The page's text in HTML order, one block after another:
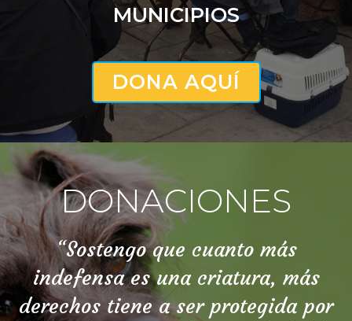
MUNICIPIOS
DONA AQUÍ
DONACIONES
“Sostengo que cuanto más
indefensa es una criatura, más
derechos tiene a ser protegida por